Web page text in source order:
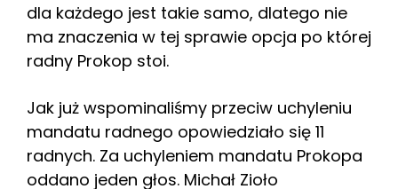
dla każdego jest takie samo, dlatego nie
ma znaczenia w tej sprawie opcja po której
radny Prokop stoi.
Jak już wspominaliśmy przeciw uchyleniu
mandatu radnego opowiedziało się 11
radnych. Za uchyleniem mandatu Prokopa
oddano jeden głos. Michał Zioło